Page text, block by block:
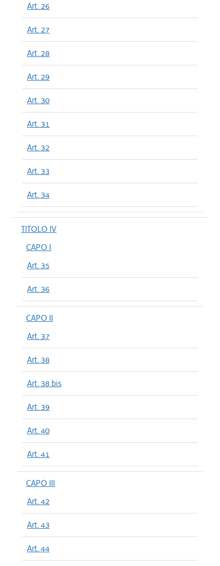
Art. 26
Art. 27
Art. 28
Art. 29
Art. 30
Art. 31
Art. 32
Art. 33
Art. 34
TITOLO IV
CAPO I
Art. 35
Art. 36
CAPO II
Art. 37
Art. 38
Art. 38 bis
Art. 39
Art. 40
Art. 41
CAPO III
Art. 42
Art. 43
Art. 44